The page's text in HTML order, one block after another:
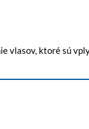
vlasov, ktoré sú